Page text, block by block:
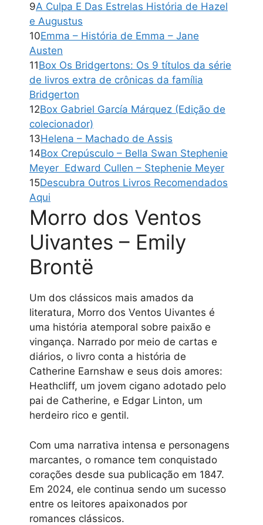
9A Culpa E Das Estrelas História de Hazel
e Augustus
10Emma – História de Emma – Jane
Austen
11Box Os Bridgertons: Os 9 títulos da série
de livros extra de crônicas da família
Bridgerton
12Box Gabriel García Márquez (Edição de
colecionador)
13Helena – Machado de Assis
14Box Crepúsculo – Bella Swan Stephenie
Meyer Edward Cullen – Stephenie Meyer
15Descubra Outros Livros Recomendados
Aqui
Morro dos Ventos
Uivantes – Emily
Brontë
Um dos clássicos mais amados da
literatura, Morro dos Ventos Uivantes é
uma história atemporal sobre paixão e
vingança. Narrado por meio de cartas e
diários, o livro conta a história de
Catherine Earnshaw e seus dois amores:
Heathcliff, um jovem cigano adotado pelo
pai de Catherine, e Edgar Linton, um
herdeiro rico e gentil.
Com uma narrativa intensa e personagens
marcantes, o romance tem conquistado
corações desde sua publicação em 1847.
Em 2024, ele continua sendo um sucesso
entre os leitores apaixonados por
romances clássicos.